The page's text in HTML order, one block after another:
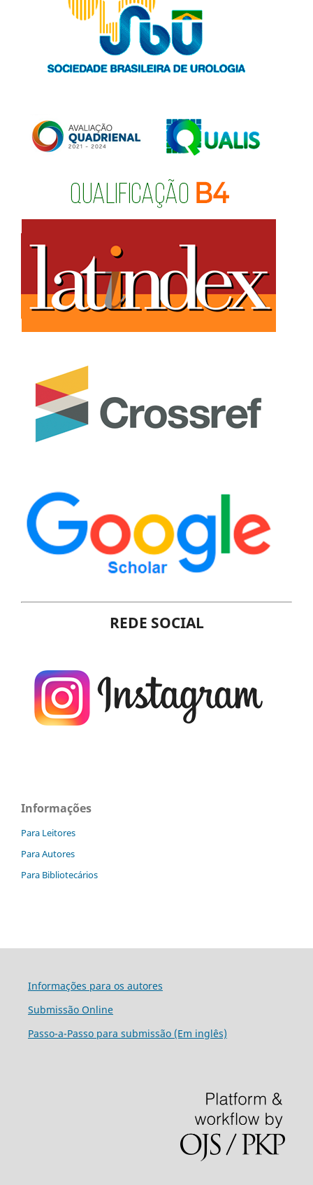
REDE SOCIAL
Informações
Para Leitores
Para Autores
Para Bibliotecários
Informações para os autores
Submissão Online
Passo-a-Passo para submissão (Em inglês)